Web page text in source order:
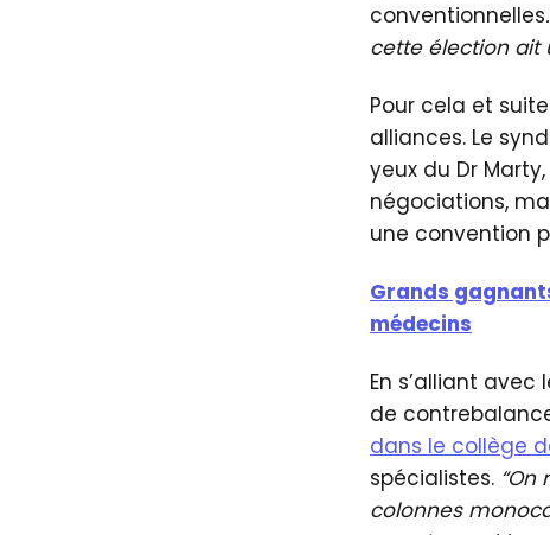
conventionnelles
cette élection ait
Pour cela et
alliances. Le
yeux du Dr
négociations,
une convention
Grands
médecins
En s’alliant
de
dans le collège
spécialistes.
colonnes